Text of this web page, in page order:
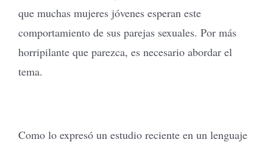
que muchas mujeres jóvenes esperan este
comportamiento de sus parejas sexuales. Por más
horripilante que parezca, es necesario abordar el
tema.
Como lo expresó un estudio reciente en un lenguaje